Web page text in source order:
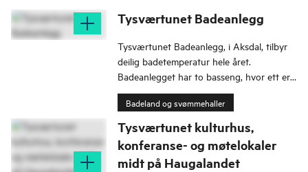
Tysværtunet Badeanlegg
Tysværtunet Badeanlegg, i Aksdal, tilbyr
deilig badetemperatur hele året.
Badeanlegget har to basseng, hvor ett er
barnebasseng, stupetårn, rutsjebane og
sauna.
Badeland og svømmehaller
Tysværtunet kulturhus,
konferanse- og møtelokaler
midt på Haugalandet